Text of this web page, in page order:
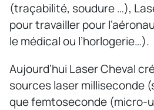
(traçabilité, soudure …),
pour travailler pour
le médical ou l’horlogerie…).
Aujourd’hui Laser Cheval
sources laser milliseconde
que femtoseconde (micro-